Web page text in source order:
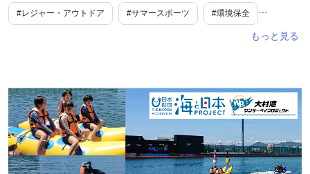
#レジャー・アウトドア #サマースポーツ #環境保全